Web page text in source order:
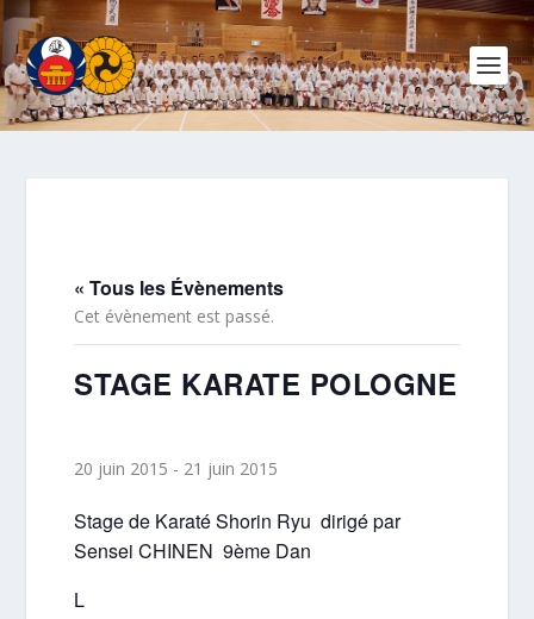
« Tous les Évènements
Cet évènement est passé.
STAGE KARATE POLOGNE
20 juin 2015 - 21 juin 2015
Stage de Karaté Shorin Ryu dirigé par
Sensei CHINEN 9ème Dan
L